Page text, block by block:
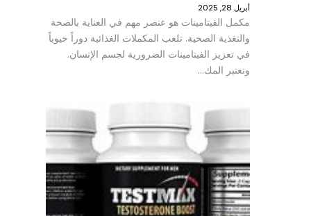
أبريل 28, 2025
مكمل الفيتامينات هو عنصر مهم في العناية بالصحة
والتغذية الصحية. تلعب المكملات الغذائية دوراً حيوياً
في تعزيز الفيتامينات الضرورية لجسم الإنسان.
وتعتبر المك…